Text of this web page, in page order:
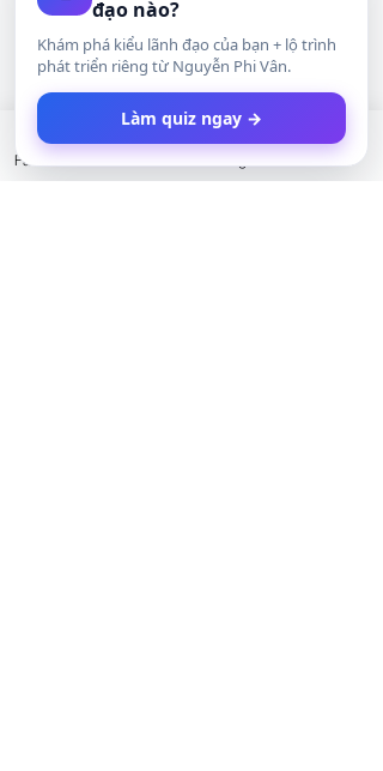
Facebook
đạo nào?
Khám phá kiểu lãnh đạo của bạn + lộ trình
phát triển riêng từ Nguyễn Phi Vân.
Làm quiz ngay →